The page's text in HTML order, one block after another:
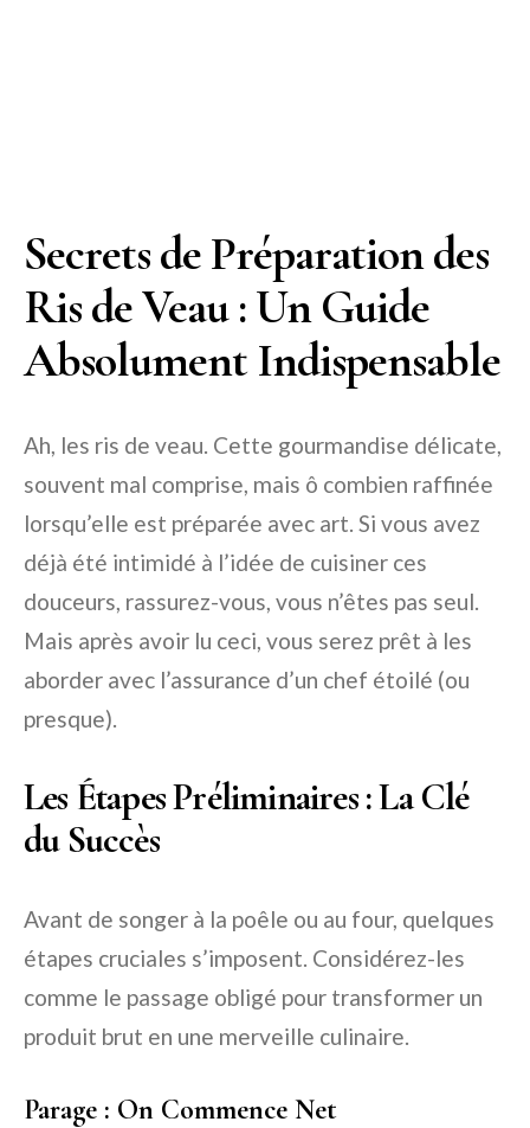
Secrets de Préparation des
Ris de Veau : Un Guide
Absolument Indispensable
Ah, les ris de veau. Cette gourmandise délicate,
souvent mal comprise, mais ô combien raffinée
lorsqu’elle est préparée avec art. Si vous avez
déjà été intimidé à l’idée de cuisiner ces
douceurs, rassurez-vous, vous n’êtes pas seul.
Mais après avoir lu ceci, vous serez prêt à les
aborder avec l’assurance d’un chef étoilé (ou
presque).
Les Étapes Préliminaires : La Clé
du Succès
Avant de songer à la poêle ou au four, quelques
étapes cruciales s’imposent. Considérez-les
comme le passage obligé pour transformer un
produit brut en une merveille culinaire.
Parage : On Commence Net